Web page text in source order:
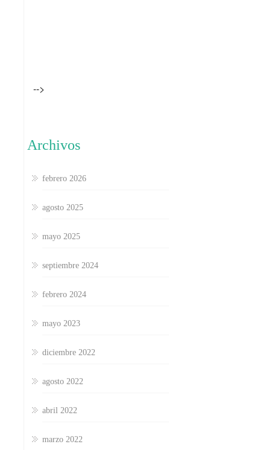
-->
Archivos
febrero 2026
agosto 2025
mayo 2025
septiembre 2024
febrero 2024
mayo 2023
diciembre 2022
agosto 2022
abril 2022
marzo 2022